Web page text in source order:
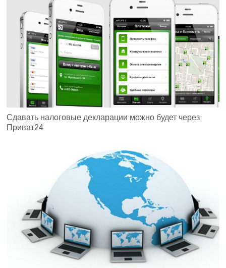
Сдавать налоговые декларации можно будет через
Приват24